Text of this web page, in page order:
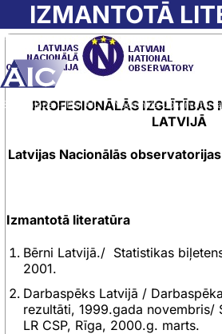
Skip to main content
Sākumlapa ➝ Par AIC ➝ Nacionālā Observatorija
IZMANTOTĀ
PROFESIONĀLĀS IZGLĪTĪBAS
LATVIJĀ
Latvijas Nacionālās
Izmantotā literatūra
Bērni Latvijā./ Statistikas
2001.
Darbaspēks Latvijā /
rezultāti, 1999.gada novembris/
LR CSP, Rīga, 2000.g. marts.